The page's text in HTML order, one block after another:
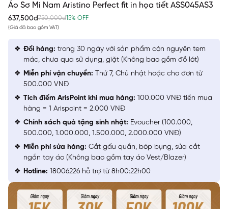
Áo Sơ Mi Nam Aristino Perfect fit in họa tiết ASS045AS3
637,500đ750,000đ15% OFF
(Giá đã bao gồm VAT)
Đổi hàng: trong 30 ngày với sản phẩm còn nguyên tem
mác, chưa qua sử dụng, giặt (Không bao gồm đồ lót)
Miễn phí vận chuyển: Thứ 7, Chủ nhật hoặc cho đơn từ
500.000 VNĐ
Tích điểm ArisPoint khi mua hàng: 100.000 VNĐ tiền mua
hàng = 1 Arispoint = 2.000 VNĐ
Chính sách quà tặng sinh nhật: Evoucher (100.000,
500.000, 1.000.000, 1.500.000, 2.000.000 VNĐ)
Miễn phí sửa hàng: Cắt gấu quần, bóp bụng, sửa cắt
ngắn tay áo (Không bao gồm tay áo Vest/Blazer)
Hotline: 18006226 hỗ trợ từ 8h00:22h00